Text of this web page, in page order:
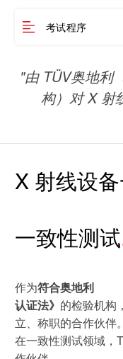
领域
健康 & 医
农业
所有解
运动 &
休闲 &
电子电器
建筑 &
认证
食品
旅游
审核 & 认证
创新
技术前
创新
关于我们
联系我
地点
公开信
TÜV
2025
考试程序
"由 TÜV奥地利
构）对 X 射
X 射线设
一致性测试
作为符合奥地利
认证法》 的检验机构
立、称职的合作伙伴。
在一致性测试领域，
证书
查找
tami
申请